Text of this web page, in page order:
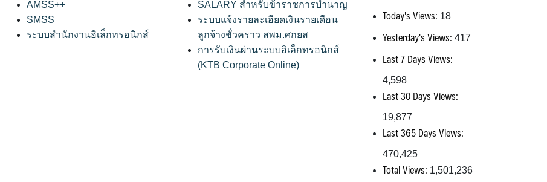
AMSS++
SMSS
ระบบสำนักงานอิเล็กทรอนิกส์
SALARY สำหรับข้าราชการบำนาญ
ระบบแจ้งรายละเอียดเงินรายเดือน
ลูกจ้างชั่วคราว สพม.ศกยส
การรับเงินผ่านระบบอิเล็กทรอนิกส์
(KTB Corporate Online)
Today's Views: 18
Yesterday's Views: 417
Last 7 Days Views:
4,598
Last 30 Days Views:
19,877
Last 365 Days Views:
470,425
Total Views: 1,501,236